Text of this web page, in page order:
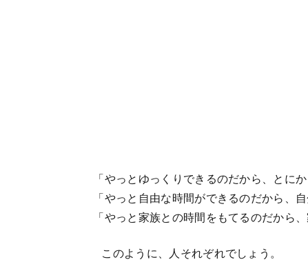
「やっとゆっくりできるのだから、とに
「やっと自由な時間ができるのだから、
「やっと家族との時間をもてるのだから
このように、人それぞれでしょう。